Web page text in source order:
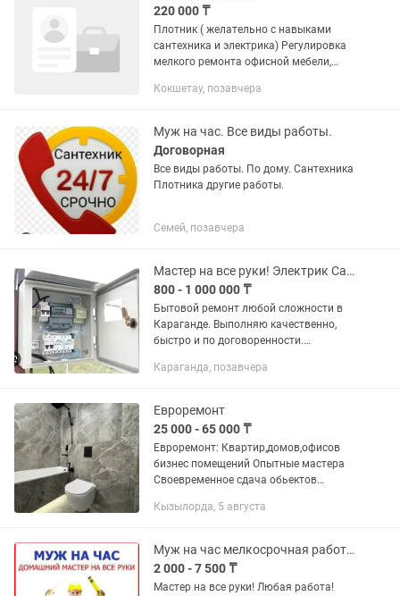
220 000 ₸
Плотник ( желательно с навыками
сантехника и электрика) Регулировка
мелкого ремонта офисной мебели,
( врезка замков,ремонт ручек ) знание
Кокшетау, позавчера
Муж на час. Все виды работы.
Договорная
Все виды работы. По дому. Сантехника
Плотника другие работы.
Семей, позавчера
Мастер на все руки! Электрик Сантехник Сварщик Плотник Мебельщик
800 - 1 000 000 ₸
Бытовой ремонт любой сложности в
Караганде. Выполняю качественно,
быстро и по договоренности.
Услуги : 💡Электрика Установка и
Караганда, позавчера
Евроремонт
25 000 - 65 000 ₸
Евроремонт: Квартир,домов,офисов
бизнес помещений Опытные мастера
Своевременное сдача обьектов
заказать ремонт...
Кызылорда, 5 августа
Муж на час мелкосрочная работа плотник электрик сантехник установка!
2 000 - 7 500 ₸
Мастер на все руки! Любая работа!